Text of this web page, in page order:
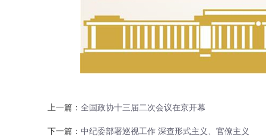
上一篇： 全国政协十三届二次会议在京开幕
下一篇： 中纪委部署巡视工作 深查形式主义、官僚主义